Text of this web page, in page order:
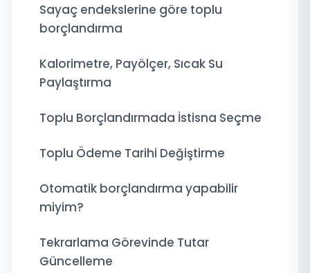
Sayaç endekslerine göre toplu
borçlandırma
Kalorimetre, Payölçer, Sıcak Su
Paylaştırma
Toplu Borçlandırmada İstisna Seçme
Toplu Ödeme Tarihi Değiştirme
Otomatik borçlandırma yapabilir
miyim?
Tekrarlama Görevinde Tutar
Güncelleme